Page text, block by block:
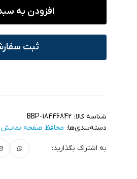
افزودن به
ثبت
شناسه کالا: BBP-18446842
دسته‌بندی‌ها: محافظ صفحه
به اشتراک بگذارید: